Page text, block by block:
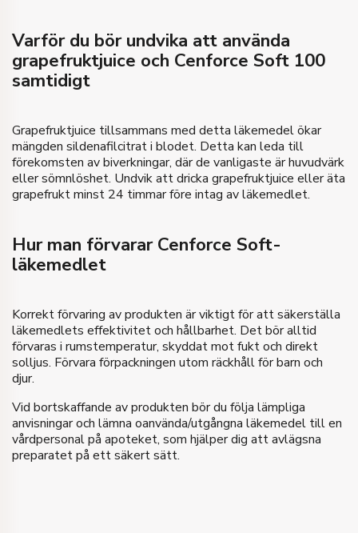
Varför du bör undvika att använda
grapefruktjuice och Cenforce Soft 100
samtidigt
Grapefruktjuice tillsammans med detta läkemedel ökar
mängden sildenafilcitrat i blodet. Detta kan leda till
förekomsten av biverkningar, där de vanligaste är huvudvärk
eller sömnlöshet. Undvik att dricka grapefruktjuice eller äta
grapefrukt minst 24 timmar före intag av läkemedlet.
Hur man förvarar Cenforce Soft-
läkemedlet
Korrekt förvaring av produkten är viktigt för att säkerställa
läkemedlets effektivitet och hållbarhet. Det bör alltid
förvaras i rumstemperatur, skyddat mot fukt och direkt
solljus. Förvara förpackningen utom räckhåll för barn och
djur.
Vid bortskaffande av produkten bör du följa lämpliga
anvisningar och lämna oanvända/utgångna läkemedel till en
vårdpersonal på apoteket, som hjälper dig att avlägsna
preparatet på ett säkert sätt.